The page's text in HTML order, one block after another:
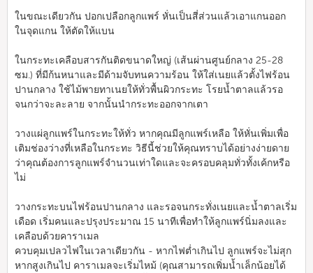
ในขณะเดียวกัน ปอกเปลือกลูกแพร์ หั่นเป็นสี่ส่วนแล้วเอาแกนออก
ในจุดแกน ให้ตัดให้แบน
ในกระทะเคลือบสารกันติดขนาดใหญ่ (เส้นผ่านศูนย์กลาง 25-28
ซม.) ที่มีก้นหนาและมีด้ามจับทนความร้อน ให้ใส่เนยแล้วตั้งไฟร้อน
ปานกลาง ใช้ไม้พายทาเนยให้ทั่วพื้นผิวกระทะ โรยน้ำตาลแล้วรอ
จนกว่าจะละลาย จากนั้นนำกระทะออกจากเตา
วางแผ่ลูกแพร์ในกระทะให้ทั่ว หากคุณมีลูกแพร์เหลือ ให้หั่นเพิ่มเพื่อ
เติมช่องว่างที่เหลือในกระทะ วิธีนี้ช่วยให้คุณทราบได้อย่างง่ายดาย
ว่าคุณต้องการลูกแพร์จำนวนเท่าใดและจะครอบคลุมทั่วทั้งเค้กหรือ
ไม่
วางกระทะบนไฟร้อนปานกลาง และรอจนกระทั่งเนยและน้ำตาลเริ่ม
เดือด เริ่มคนและปรุงประมาณ 15 นาทีเพื่อทำให้ลูกแพร์นิ่มลงและ
เคลือบด้วยคาราเมล
ควบคุมเปลวไฟในเวลาเดียวกัน - หากไฟต่ำเกินไป ลูกแพร์จะไม่สุก
หากสูงเกินไป คาราเมลจะเริ่มไหม้ (คุณสามารถเพิ่มน้ำเล็กน้อยได้